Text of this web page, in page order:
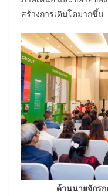
สร้างการเติบโตมากขึ้น
ด้านนายจักรกฤษณ์